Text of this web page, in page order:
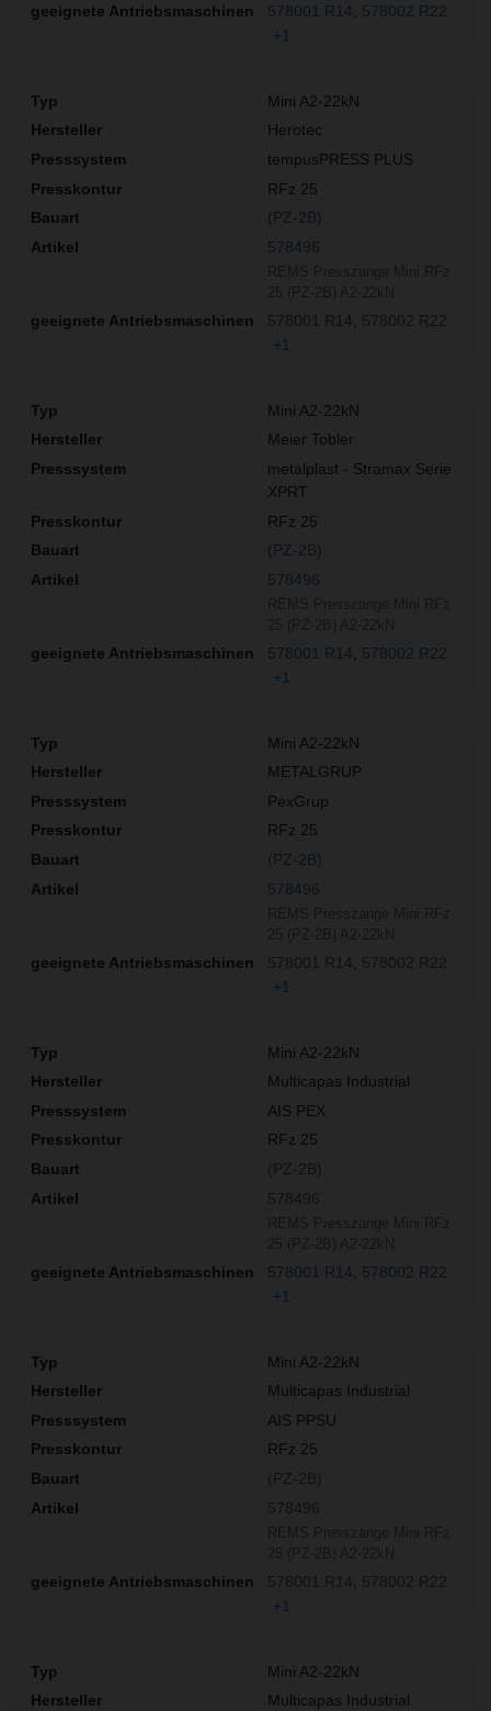
578001 R14
578002 R22
+1
Mini A2-22kN
Herotec
tempusPRESS PLUS
RFz 25
(PZ-2B)
578496
578001 R14
578002 R22
+1
Mini A2-22kN
Meier Tobler
metalplast - Stramax Serie
XPRT
RFz 25
(PZ-2B)
578496
578001 R14
578002 R22
+1
Mini A2-22kN
METALGRUP
PexGrup
RFz 25
(PZ-2B)
578496
578001 R14
578002 R22
+1
Mini A2-22kN
Multicapas Industrial
AIS PEX
RFz 25
(PZ-2B)
578496
578001 R14
578002 R22
+1
Mini A2-22kN
Multicapas Industrial
AIS PPSU
RFz 25
(PZ-2B)
578496
578001 R14
578002 R22
+1
Mini A2-22kN
Multicapas Industrial